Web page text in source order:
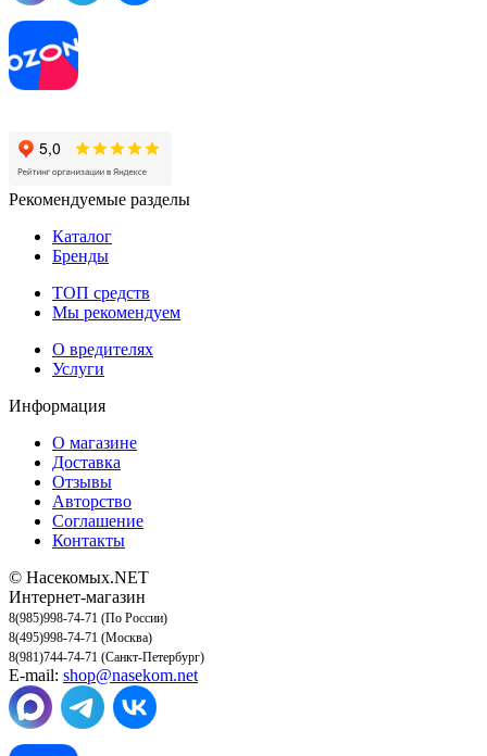
Рекомендуемые разделы
Каталог
Бренды
ТОП средств
Мы рекомендуем
О вредителях
Услуги
Информация
О магазине
Доставка
Отзывы
Авторство
Соглашение
Контакты
© Насекомых.NET
Интернет-магазин
8(985)998-74-71 (По России)
8(495)998-74-71 (Москва)
8(981)744-74-71 (Санкт-Петербург)
E-mail: shop@nasekom.net